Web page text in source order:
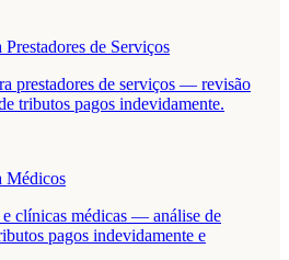
de Serviços
prestadores de serviços — revisão
tributos pagos indevidamente.
Médicos
clínicas médicas — análise de
pagos indevidamente e